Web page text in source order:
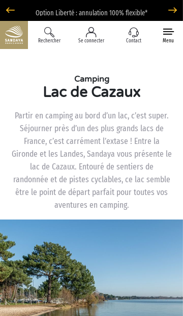
Option Liberté : annulation 100% flexible*
Rechercher Se connecter Contact Menu
Camping
Lac de Cazaux
Partir en camping au bord d’un lac, c’est super.
Séjourner près d’un des plus grands lacs de
France, c’est carrément l’extase ! Entre la
Gironde et les Landes, Sandaya vous présente le
lac de Cazaux. Entouré de sentiers de
randonnée et de pistes cyclables, ce lac semble
être le point de départ parfait pour toutes vos
aventures en camping.